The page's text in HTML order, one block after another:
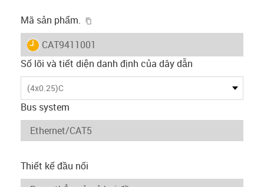
Mã sản phẩm.
igus-icon-lieferzeit
CAT9411001
Số lõi và tiết diện danh định của dây dẫn
(4x0.25)C
Bus system
Thiết kế đầu nối